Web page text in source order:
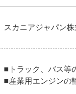
スカニアジャパン
■トラック、バス等
■産業用エンジンの